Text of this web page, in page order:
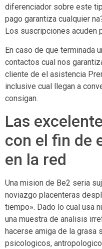
diferenciador sobre este
pago garantiza cualquier
Los suscripciones acuden
En caso de que terminada
contactos cual nos
cliente de el asistencia
inclusive cual llegan a
consigan.
Las
con el fin de
en la red
Una mision de Be2 seri­a
noviazgo placenteras
tiempo». Dado lo cual usa
una muestra de analisis
hacerse amiga de la grasa
psicologicos,